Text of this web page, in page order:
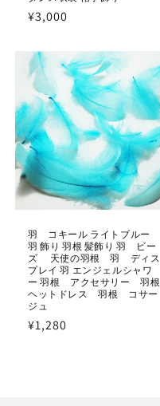
通
価
格
¥3,000
羽 コキール ライトブルー
羽 飾り 羽根 髪飾り 羽 ビー
ズ 天使の羽根 羽 ディス
プレイ 羽 エンジェルシャワ
ー 羽根 アクセサリー 羽根
ヘットドレス 羽根 コサー
ジュ
通
¥1,280